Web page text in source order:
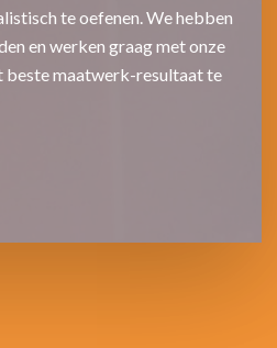
te oefenen. We hebben
en werken graag met onze
beste maatwerk-resultaat te